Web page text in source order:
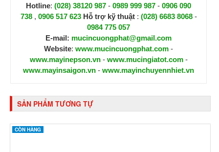
Hotline: (028) 38120 987 - 0989 999 987 - 0906 090
738, 0906 517 623 Hỗ trợ kỹ thuật : (028) 6683 8068-
0984 775 057
E-mail: mucincuongphat@gmail.com
Website: www.mucincuongphat.com -
www.mayinepson.vn- www.mucingiatot.com-
www.mayinsaigon.vn - www.mayinchuyennhiet.vn
SẢN PHẨM TƯƠNG TỰ
CÒN HÀNG